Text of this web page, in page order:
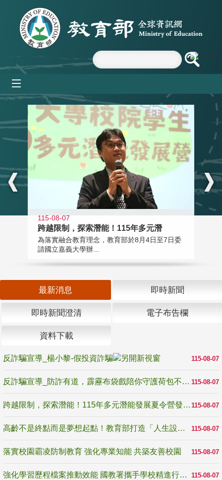
跳到主要內容區塊
:::
115-08-07
跨越限制，探索潛能！115年多元潛
為落實融合教育理念，教育部於8月4日至7日委
請國立嘉義大學辦...
最新消息 即時新聞
即時新聞澄清 電子布告欄
資料下載
115-08-07
反詐騙宣導_楊小黎-假投資詐騙
115-08-07
反詐騙宣導_防詐有道，霹靂布袋戲陪你守護荷包不受騙
115-08-07
跨越限制，探索潛能！115年多元潛能發展夏令營發掘生命無限可能
115-08-07
高齡不是終點而是夢想起點！教育部打造「人生設計夢工場」 參展第3屆高齡健康產業博覽會
115-08-07
落實校園霸凌防制教育 強化專業知能 共築友善校園
115-08-07
強化學習歷程檔案推動效能 國教署攜手學校精進行政與教學支持